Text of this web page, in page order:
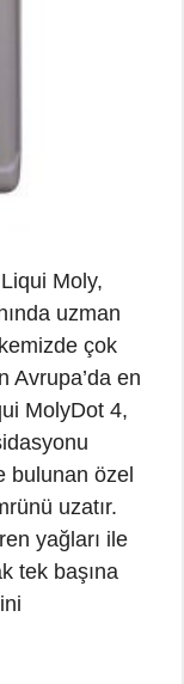
Moly,
uzman
çok
Avrupa’da en
MolyDot 4,
bulunan özel
uzatır.
yağları ile
tek başına